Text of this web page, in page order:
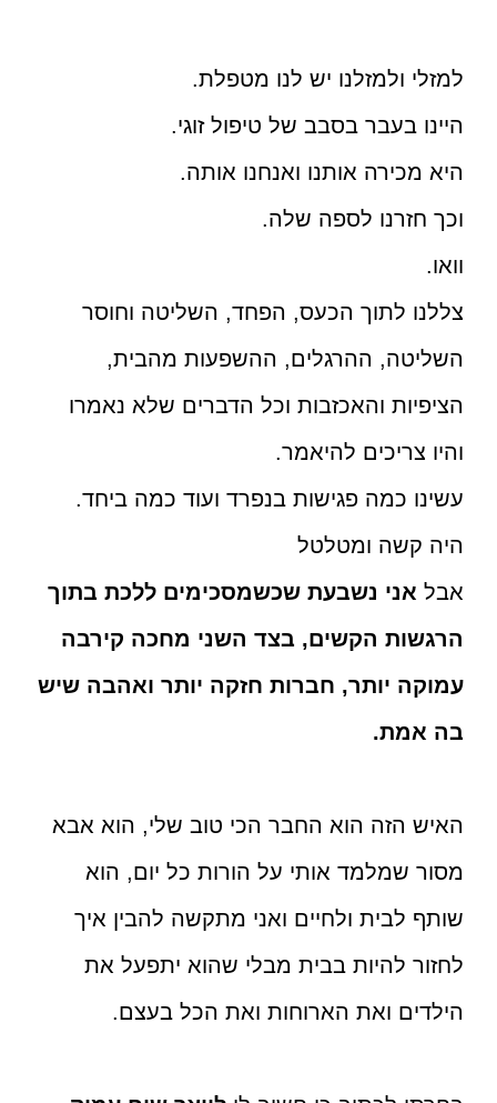
למזלי ולמזלנו יש לנו מטפלת.
היינו בעבר בסבב של טיפול זוגי.
היא מכירה אותנו ואנחנו אותה.
וכך חזרנו לספה שלה.
וואו.
צללנו לתוך הכעס, הפחד, השליטה וחוסר
השליטה, ההרגלים, ההשפעות מהבית,
הציפיות והאכזבות וכל הדברים שלא נאמרו
והיו צריכים להיאמר.
עשינו כמה פגישות בנפרד ועוד כמה ביחד.
היה קשה ומטלטל
אבל אני נשבעת שכשמסכימים ללכת בתוך
הרגשות הקשים, בצד השני מחכה קירבה
עמוקה יותר, חברות חזקה יותר ואהבה שיש
בה אמת.
האיש הזה הוא החבר הכי טוב שלי, הוא אבא
מסור שמלמד אותי על הורות כל יום, הוא
שותף לבית ולחיים ואני מתקשה להבין איך
לחזור להיות בבית מבלי שהוא יתפעל את
הילדים ואת הארוחות ואת הכל בעצם.